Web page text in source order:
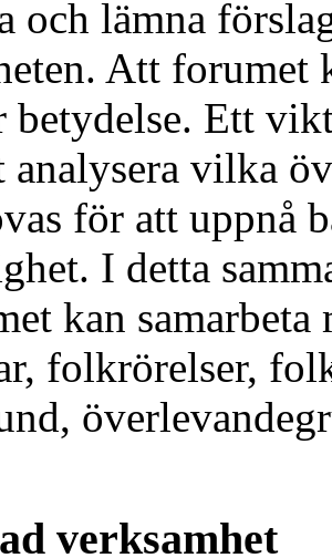
och lämna
Att
betydelse. Ett
analysera vilka
för att uppnå
I detta
kan
folkrörelser,
verksamhet